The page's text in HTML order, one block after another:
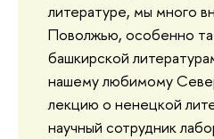
литературе, мы много
Поволжью, особенно
башкирской
нашему любимому
лекцию о ненецкой
научный сотрудник